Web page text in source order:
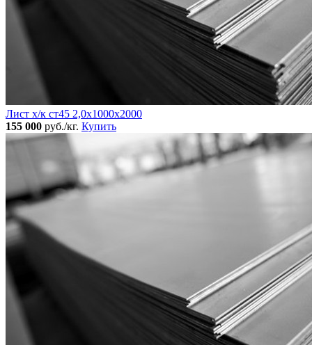
Лист х/к ст45 2,0х1000х2000
155 000 руб./кг. Купить